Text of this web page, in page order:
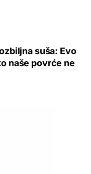
suša: Evo
naše povrće ne